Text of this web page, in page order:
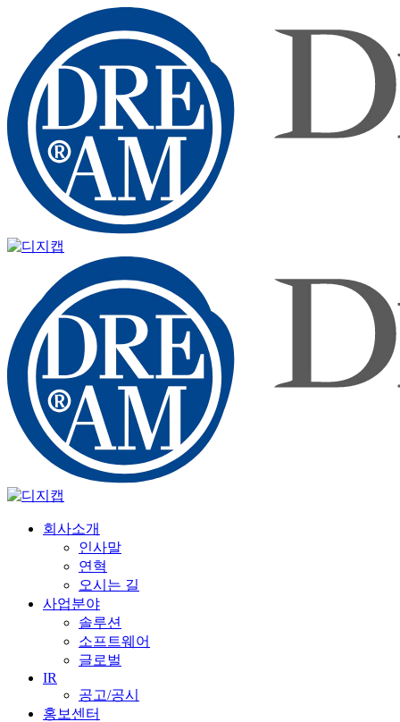
회사소개
인사말
연혁
오시는 길
사업분야
솔루션
소프트웨어
글로벌
IR
공고/공시
홍보센터